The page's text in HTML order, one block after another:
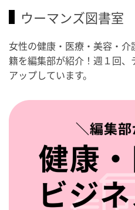
ウーマンズ図書室
女性の健康・医療・美容・
籍を編集部が紹介！週１回
アップしています。